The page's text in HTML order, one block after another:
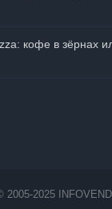
кофе в зёрнах
2005-2025